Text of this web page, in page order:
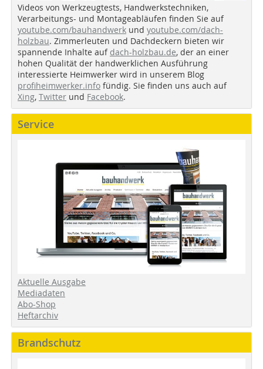
Videos von Werkzeugtests, Handwerkstechniken,
Verarbeitungs- und Montageabläufen finden Sie auf
youtube.com/bauhandwerk und youtube.com/dach-
holzbau. Zimmerleuten und Dachdeckern bieten wir
spannende Inhalte auf dach-holzbau.de, der an einer
hohen Qualität der handwerklichen Ausführung
interessierte Heimwerker wird in unserem Blog
profiheimwerker.info fündig. Sie finden uns auch auf
Xing, Twitter und Facebook.
Service
Aktuelle Ausgabe
Mediadaten
Abo-Shop
Heftarchiv
Brandschutz